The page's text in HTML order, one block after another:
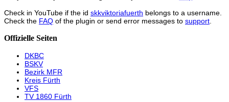
Check in YouTube if the id skkviktoriafuerth belongs to a username.
Check the FAQ of the plugin or send error messages to support
Offizielle Seiten
DKBC
BSKV
Bezirk MFR
Kreis Fürth
VFS
TV 1860 Fürth